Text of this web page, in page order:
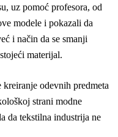
uz pomoć profesora, od
modele i pokazali da
i način da se smanji
materijal.
kreiranje odevnih predmeta
strani modne
da tekstilna industrija ne